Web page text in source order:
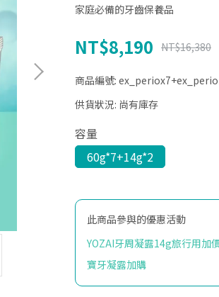
家庭必備的牙齒保養品
NT$8,190 NT$16,380
商品編號:
供貨狀況: 尚有庫存
容量
60g*7+14g*2
此商品參與的優惠活動
YOZAI牙周凝露14g旅行用加
寶牙凝露加購